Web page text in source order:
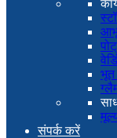
भूत
संपर्क करें